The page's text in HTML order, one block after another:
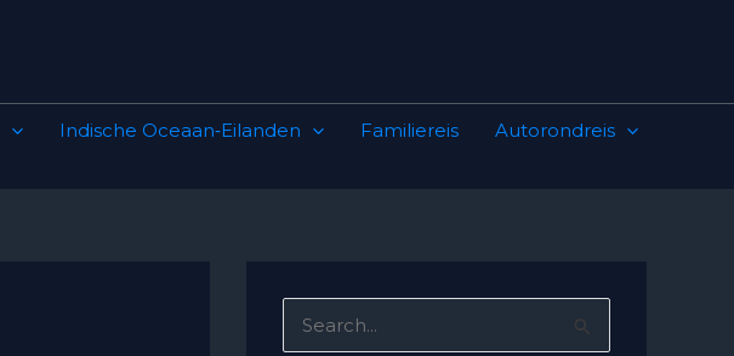
Indische Oceaan‑Eilanden Familiereis
Autorondreis